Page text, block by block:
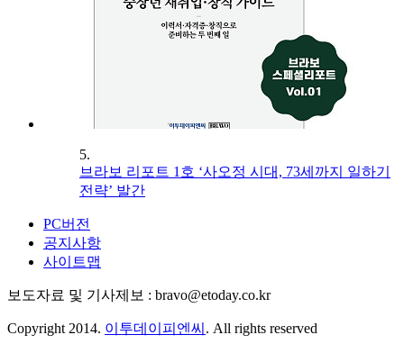
5.
브라보 리포트 1호 ‘사오정 시대, 73세까지 일하기
전략’ 발간
PC버전
공지사항
사이트맵
보도자료 및 기사제보 : bravo@etoday.co.kr
Copyright 2014. 이투데이피엔씨 . All rights reserved